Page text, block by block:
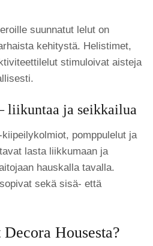
suunnatut lelut on
kehitystä. Helistimet,
stimuloivat aisteja
ja seikkailua
pomppulelut ja
lasta liikkumaan ja
hauskalla tavalla.
sekä sisä- että
Housesta?